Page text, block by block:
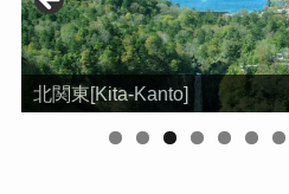
北関東[Kita-Kanto]